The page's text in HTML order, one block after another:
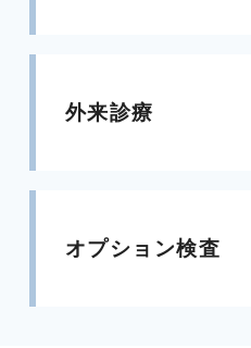
外来診療
オプション検査